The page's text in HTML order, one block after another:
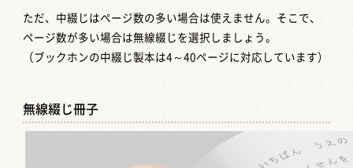
ただ、中綴じはページ数の多い場合は使えません。そこで、
ページ数が多い場合は無線綴じを選択しましょう。
（ブックホンの中綴じ製本は4～40ページに対応しています）
無線綴じ冊子